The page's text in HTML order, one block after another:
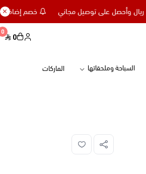
خصم إضافي 15% للعملاء الجدد كود NC15 - تسوق بقيمة 299 ريال وأحصل على توصيل مجاني
0 0
السباحة وملحقاتها
الماركات